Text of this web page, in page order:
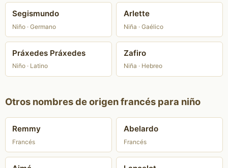
Segismundo
Niño · Germano
Arlette
Niña · Gaélico
Práxedes Práxedes
Niño · Latino
Zafiro
Niña · Hebreo
Otros nombres de origen francés para niño
Remmy
Francés
Abelardo
Francés